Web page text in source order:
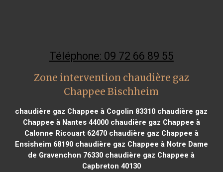
Téléphone: 09 72 66 89 55
Zone intervention chaudière gaz
Chappee Bischheim
chaudière gaz Chappee à Cogolin 83310 chaudière gaz
Chappee à Nantes 44000chaudière gaz Chappee à
Calonne Ricouart 62470chaudière gaz Chappee à
Ensisheim 68190chaudière gaz Chappee à Notre Dame
de Gravenchon 76330 chaudière gaz Chappee à
Capbreton 40130